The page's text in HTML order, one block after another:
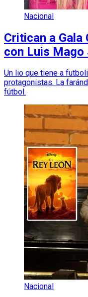
Nacional
Critican a
con Luis Mago
Un lio que tiene a
protagonistas. La
fútbol.
Nacional